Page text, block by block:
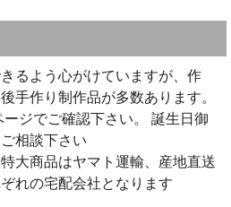
るよう心がけていますが、作
手作り制作品が多数あります。
ジでご確認下さい。 誕生日御
相談下さい
大商品はヤマト運輸、産地直送
れの宅配会社となります